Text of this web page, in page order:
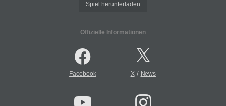
Spiel herunterladen
Offizielle Informationen
Facebook X/ News